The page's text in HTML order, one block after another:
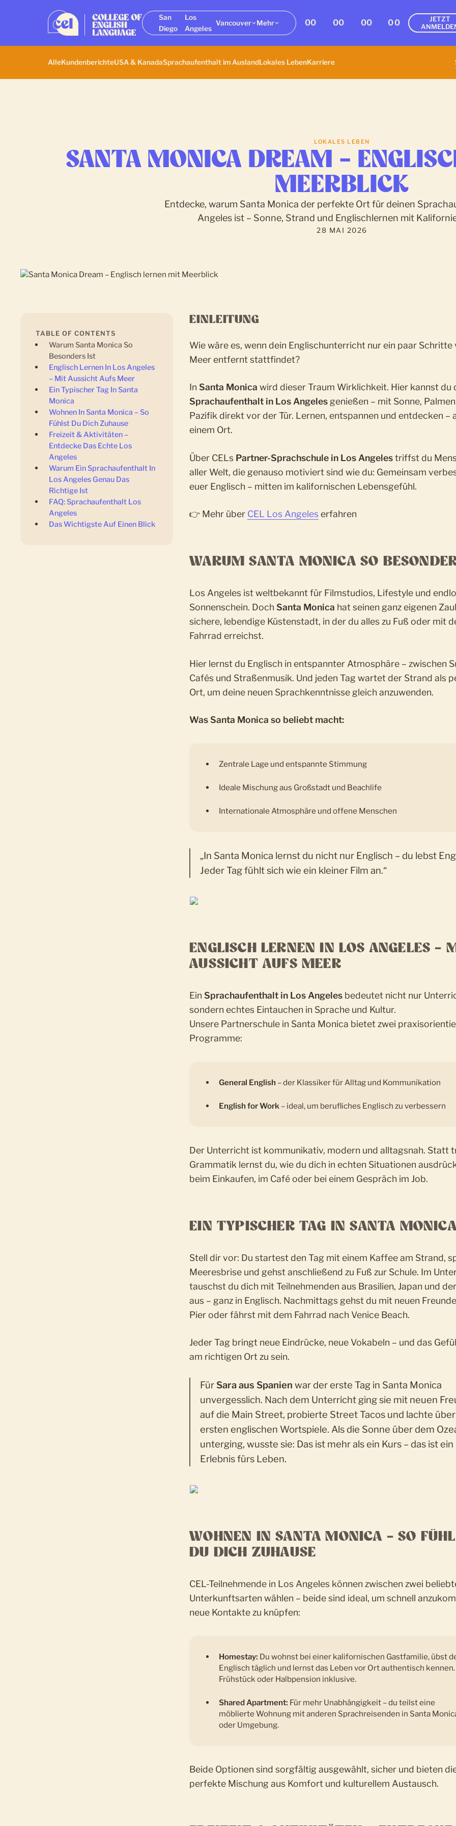
San
Diego
Los
Angeles
Vancouver Mehr 00 00 00 00
JETZT
AlleKundenberichteUSA & KanadaSprachaufenthalt im AuslandLokales LebenKarriere
LOKALES LEBEN
SANTA MONICA DREAM –
MEERBLICK
Entdecke, warum Santa Monica der perfekte Ort für deinen
Angeles ist – Sonne, Strand und Englischlernen mit
28 MAI 2026
TABLE OF CONTENTS
Warum Santa Monica So
Besonders Ist
Englisch Lernen In Los Angeles
– Mit Aussicht Aufs Meer
Ein Typischer Tag In Santa
Monica
Wohnen In Santa Monica – So
Fühlst Du Dich Zuhause
Freizeit & Aktivitäten –
Entdecke Das Echte Los
Angeles
Warum Ein Sprachaufenthalt In
Los Angeles Genau Das
Richtige Ist
FAQ: Sprachaufenthalt Los
Angeles
Das Wichtigste Auf Einen Blick
EINLEITUNG
Wie wäre es, wenn dein Englischunterricht nur ein paar Schritte
Meer entfernt stattfindet?
InSanta Monica wird dieser Traum Wirklichkeit. Hier kannst du
Sprachaufenthalt in Los Angelesgenießen – mit Sonne,
Pazifik direkt vor der Tür. Lernen, entspannen und entdecken –
einem Ort.
Über CELs Partner-Sprachschule in Los Angelestriffst du
aller Welt, die genauso motiviert sind wie du: Gemeinsam
euer Englisch – mitten im kalifornischen Lebensgefühl.
👉 Mehr über CEL Los Angeleserfahren
WARUM SANTA MONICA SO
Los Angeles ist weltbekannt für Filmstudios, Lifestyle und
Sonnenschein. DochSanta Monica hat seinen ganz eigenen
sichere, lebendige Küstenstadt, in der du alles zu Fuß oder mit
Fahrrad erreichst.
Hier lernst du Englisch in entspannter Atmosphäre – zwischen
Cafés und Straßenmusik. Und jeden Tag wartet der Strand als
Ort, um deine neuen Sprachkenntnisse gleich anzuwenden.
Was Santa Monica so beliebt macht:
Zentrale Lage und entspannte Stimmung
Ideale Mischung aus Großstadt und Beachlife
Internationale Atmosphäre und offene Menschen
„In Santa Monica lernst du nicht nur Englisch – du lebst
Jeder Tag fühlt sich wie ein kleiner Film an.“
ENGLISCH LERNEN IN LOS ANGELES –
AUSSICHT AUFS MEER
EinSprachaufenthalt in Los Angeles bedeutet nicht nur
sondern echtes Eintauchen in Sprache und Kultur.
Unsere Partnerschule in Santa Monica bietet zwei
Programme:
General English – der Klassiker für Alltag und Kommunikation
English for Work – ideal, um berufliches Englisch zu verbessern
Der Unterricht ist kommunikativ, modern und alltagsnah. Statt
Grammatik lernst du, wie du dich in echten Situationen
beim Einkaufen, im Café oder bei einem Gespräch im Job.
EIN TYPISCHER TAG IN SANTA MONICA
Stell dir vor: Du startest den Tag mit einem Kaffee am Strand,
Meeresbrise und gehst anschließend zu Fuß zur Schule. Im
tauschst du dich mit Teilnehmenden aus Brasilien, Japan und
aus – ganz in Englisch. Nachmittags gehst du mit neuen
Pier oder fährst mit dem Fahrrad nach Venice Beach.
Jeder Tag bringt neue Eindrücke, neue Vokabeln – und das
am richtigen Ort zu sein.
FürSara aus Spanien war der erste Tag in Santa Monica
unvergesslich. Nach dem Unterricht ging sie mit neuen
auf die Main Street, probierte Street Tacos und lachte
ersten englischen Wortspiele. Als die Sonne über dem
unterging, wusste sie: Das ist mehr als ein Kurs – das ist ein
Erlebnis fürs Leben.
WOHNEN IN SANTA MONICA – SO
DU DICH ZUHAUSE
CEL-Teilnehmende in Los Angeles können zwischen zwei
Unterkunftsarten wählen – beide sind ideal, um schnell
neue Kontakte zu knüpfen:
Homestay: Du wohnst bei einer kalifornischen Gastfamilie, übst
Englisch täglich und lernst das Leben vor Ort authentisch kennen.
Frühstück oder Halbpension inklusive.
Shared Apartment: Für mehr Unabhängigkeit – du teilst eine
möblierte Wohnung mit anderen Sprachreisenden in Santa
oder Umgebung.
Beide Optionen sind sorgfältig ausgewählt, sicher und bieten
perfekte Mischung aus Komfort und kulturellem Austausch.